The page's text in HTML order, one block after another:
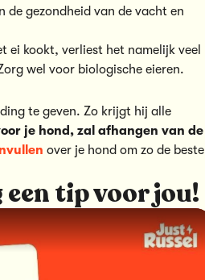
de gezondheid van de vacht en
ei kookt, verliest het namelijk veel
wel voor biologische eieren.
te geven. Zo krijgt hij alle
je hond, zal afhangen van de
over je hond om zo de beste
tip voor jou!